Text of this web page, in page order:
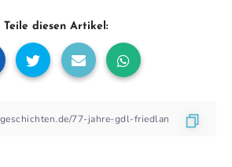
Teile diesen Artikel: